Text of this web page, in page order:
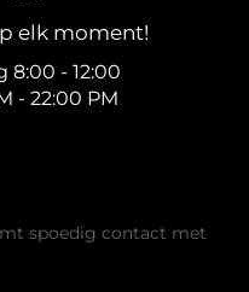
elk moment!
8:00 - 12:00
- 22:00 PM
spoedig contact met